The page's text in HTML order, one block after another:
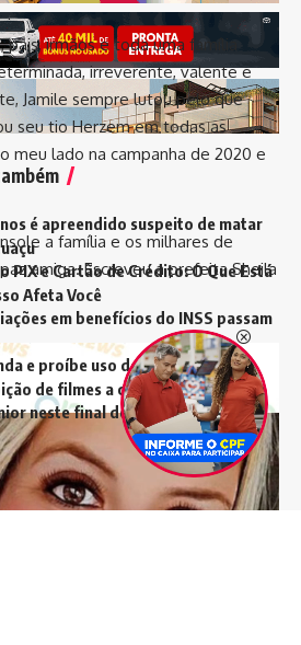
é apreendido suspeito de matar
PIX e Cartão de Crédito: O Que Está
Afeta Você
em benefícios do INSS passam
e proíbe uso de produtos Ypê
de filmes a céu aberto acontece
neste final de semana
Polícia Sudoeste Baiano
irmãos e toda uma família
irreverente, valente e
Jamile sempre lutou pelo que
seu tio Herzem em todas as
meu lado na campanha de 2020 e
a família e os milhares de
amiga. Escreveu a prefeita Sheila